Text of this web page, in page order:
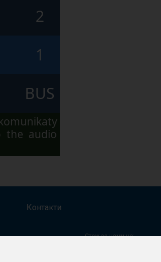
2
1
BUS
the audio
Контакти
Стеж за нами на: